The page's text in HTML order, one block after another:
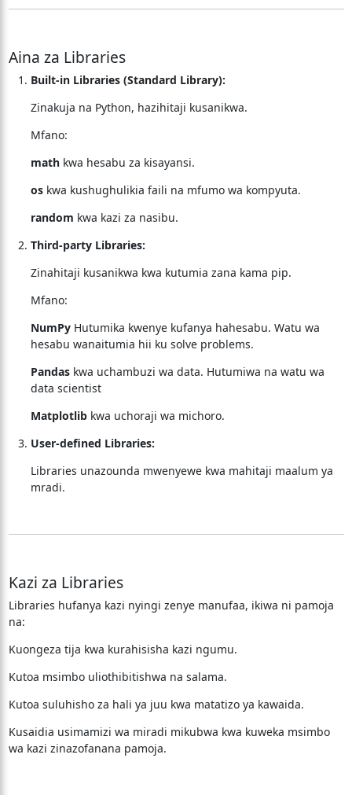
Aina za Libraries
Built-in Libraries (Standard Library):
Zinakuja na Python, hazihitaji kusanikwa.
Mfano:
mathkwa hesabu za kisayansi.
oskwa kushughulikia faili na mfumo wa kompyuta.
random kwa kazi za nasibu.
Third-party Libraries:
Zinahitaji kusanikwa kwa kutumia zana kama pip.
Mfano:
NumPyHutumika kwenye kufanya hahesabu. Watu wa
hesabu wanaitumia hii ku solve problems.
Pandaskwa uchambuzi wa data. Hutumiwa na watu wa
data scientist
Matplotlibkwa uchoraji wa michoro.
User-defined Libraries:
Libraries unazounda mwenyewe kwa mahitaji maalum ya
mradi.
Kazi za Libraries
Libraries hufanya kazi nyingi zenye manufaa, ikiwa ni pamoja
na:
Kuongeza tija kwa kurahisisha kazi ngumu.
Kutoa msimbo uliothibitishwa na salama.
Kutoa suluhisho za hali ya juu kwa matatizo ya kawaida.
Kusaidia usimamizi wa miradi mikubwa kwa kuweka msimbo
wa kazi zinazofanana pamoja.